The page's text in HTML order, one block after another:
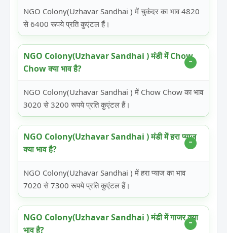
NGO Colony(Uzhavar Sandhai ) में चुकंदर का भाव 4820
से 6400 रूपये प्रति कुएंटल हैं।
NGO Colony(Uzhavar Sandhai ) मंडी में Chow
Chow क्या भाव है?
NGO Colony(Uzhavar Sandhai ) में Chow Chow का भाव
3020 से 3200 रूपये प्रति कुएंटल हैं।
NGO Colony(Uzhavar Sandhai ) मंडी में हरा प्याज
क्या भाव है?
NGO Colony(Uzhavar Sandhai ) में हरा प्याज का भाव
7020 से 7300 रूपये प्रति कुएंटल हैं।
NGO Colony(Uzhavar Sandhai ) मंडी में गाजर क्या
भाव है?